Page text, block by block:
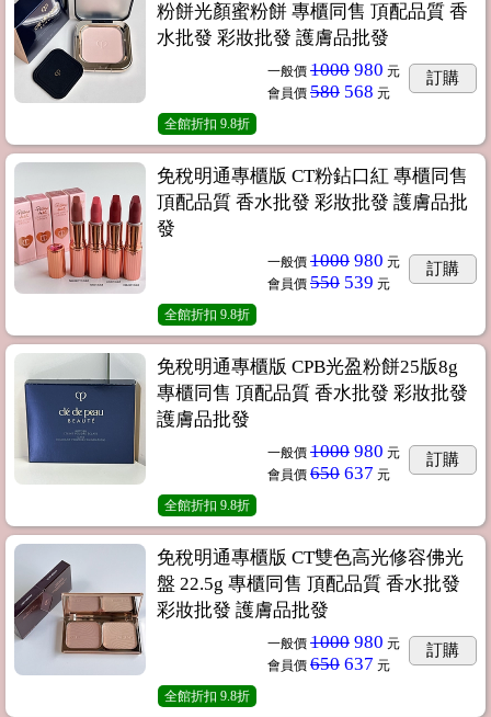
粉餅光顏蜜粉餅 專櫃同售 頂配品質 香
水批發 彩妝批發 護膚品批發
一般價 1000 980 元
會員價 580 568 元
訂購
全館折扣 9.8折
免稅明通專櫃版 CT粉鉆口紅 專櫃同售
頂配品質 香水批發 彩妝批發 護膚品批
發
一般價 1000 980 元
會員價 550 539 元
訂購
全館折扣 9.8折
免稅明通專櫃版 CPB光盈粉餅25版8g
專櫃同售 頂配品質 香水批發 彩妝批發
護膚品批發
一般價 1000 980 元
會員價 650 637 元
訂購
全館折扣 9.8折
免稅明通專櫃版 CT雙色高光修容佛光
盤 22.5g 專櫃同售 頂配品質 香水批發
彩妝批發 護膚品批發
一般價 1000 980 元
會員價 650 637 元
訂購
全館折扣 9.8折